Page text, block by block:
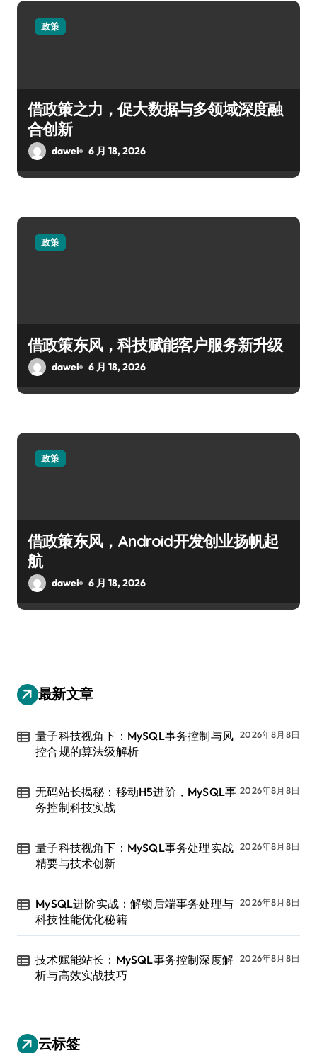
政策
借政策之力，促大数据与多领域深度融
合创新
dawei 6 月 18, 2026
政策
借政策东风，科技赋能客户服务新升级
dawei 6 月 18, 2026
政策
借政策东风，Android开发创业扬帆起
航
dawei 6 月 18, 2026
最新文章
量子科技视角下：MySQL事务控制与风
控合规的算法级解析
2026年8月8日
无码站长揭秘：移动H5进阶，MySQL事
务控制科技实战
2026年8月8日
量子科技视角下：MySQL事务处理实战
精要与技术创新
2026年8月8日
MySQL进阶实战：解锁后端事务处理与
科技性能优化秘籍
2026年8月8日
技术赋能站长：MySQL事务控制深度解
析与高效实战技巧
2026年8月8日
云标签